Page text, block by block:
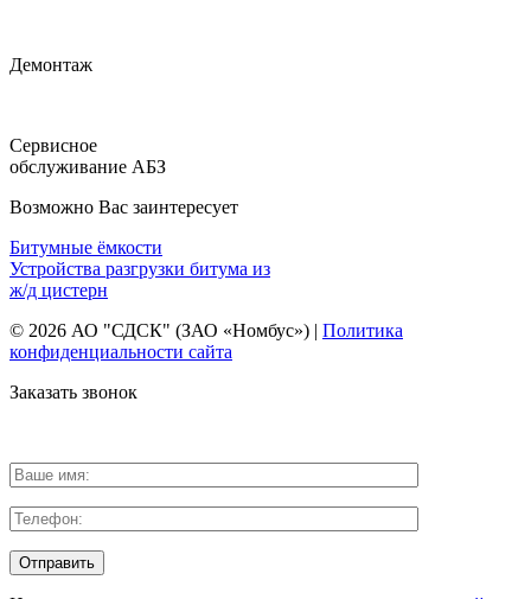
Демонтаж
Сервисное
обслуживание АБЗ
Возможно Вас заинтересует
Битумные ёмкости
Устройства разгрузки битума из
ж/д цистерн
© 2026 АО "СДСК" (ЗАО «Номбус») | Политика
конфиденциальности сайта
Заказать звонок